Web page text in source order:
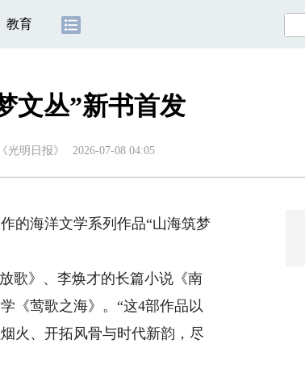
教育
文丛”新书首发
光明日报》 2026-07-08 04:05
的海洋文学系列作品“山海筑梦
歌》、李焕才的长篇小说《南
《莺歌之海》。“这4部作品以
火、开拓风骨与时代新韵，尽